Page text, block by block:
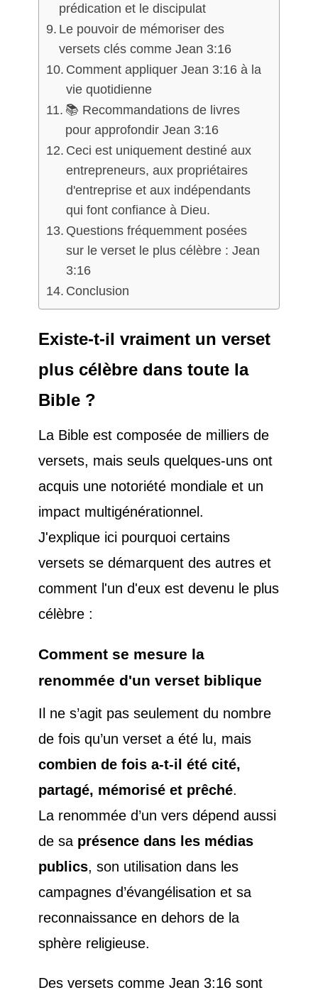
prédication et le discipulat
Le pouvoir de mémoriser des
versets clés comme Jean 3:16
Comment appliquer Jean 3:16 à la
vie quotidienne
📚 Recommandations de livres
pour approfondir Jean 3:16
Ceci est uniquement destiné aux
entrepreneurs, aux propriétaires
d'entreprise et aux indépendants
qui font confiance à Dieu.
Questions fréquemment posées
sur le verset le plus célèbre : Jean
3:16
Conclusion
Existe-t-il vraiment un verset
plus célèbre dans toute la
Bible ?
La Bible est composée de milliers de
versets, mais seuls quelques-uns ont
acquis une notoriété mondiale et un
impact multigénérationnel.
J'explique ici pourquoi certains
versets se démarquent des autres et
comment l'un d'eux est devenu le plus
célèbre :
Comment se mesure la
renommée d'un verset biblique
Il ne s’agit pas seulement du nombre
de fois qu’un verset a été lu, mais
combien de fois a-t-il été cité,
partagé, mémorisé et prêché.
La renommée d’un vers dépend aussi
de sa présence dans les médias
publics, son utilisation dans les
campagnes d’évangélisation et sa
reconnaissance en dehors de la
sphère religieuse.
Des versets comme Jean 3:16 sont